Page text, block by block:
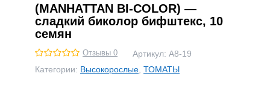
(MANHATTAN BI-COLOR) —
сладкий биколор бифштекс, 10
семян
Отзывы 0 Артикул: А8-19
Категории: Высокорослые ТОМАТЫ